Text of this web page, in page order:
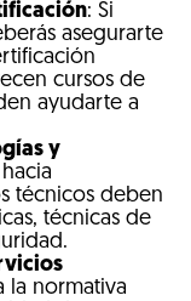
: Si
asegurarte
cursos de
ayudarte a
y
técnicos deben
técnicas de
la normativa